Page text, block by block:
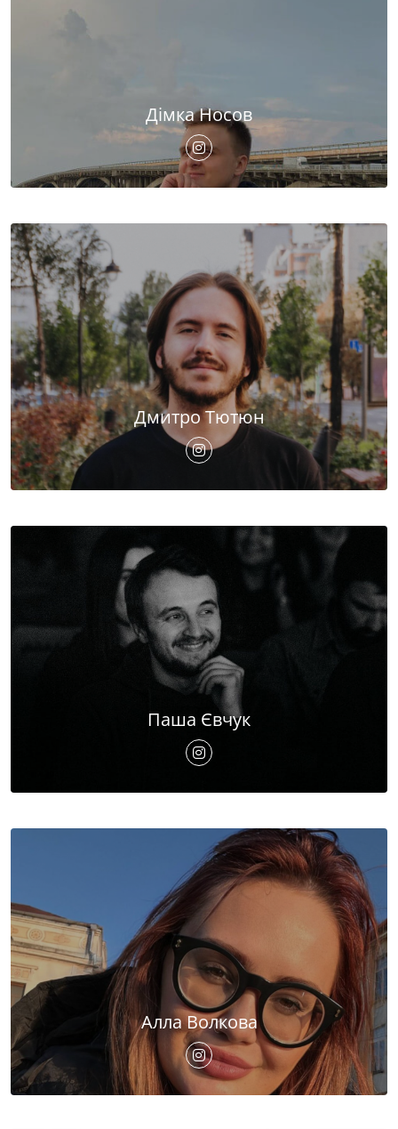
Дімка Носов
Дмитро Тютюн
Паша Євчук
Алла Волкова